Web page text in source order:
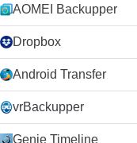
AOMEI Backupper
Dropbox
Android Transfer
vrBackupper
Genie Timeline